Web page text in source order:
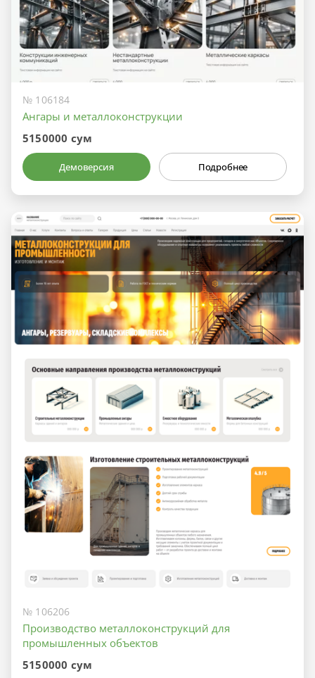
№ 106184
Ангары и металлоконструкции
5150000 сум
Демоверсия Подробнее
№ 106206
Производство металлоконструкций для
промышленных объектов
5150000 сум